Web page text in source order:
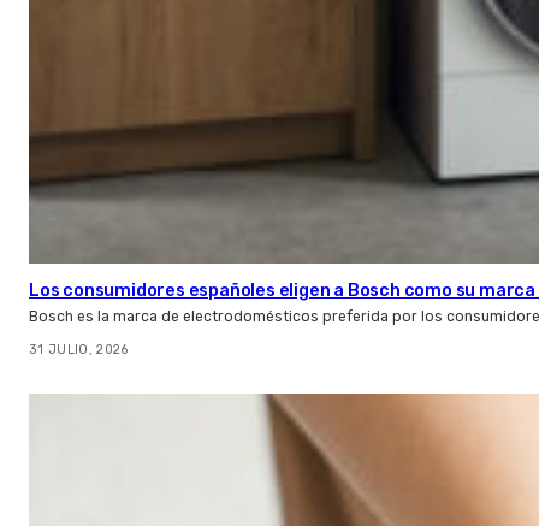
Los consumidores españoles eligen a Bosch como su
Bosch es la marca de electrodomésticos preferida por los
31 JULIO, 2026